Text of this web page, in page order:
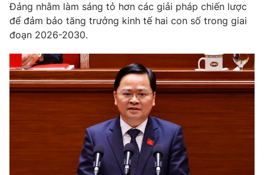
Phim VTV
Hậu trường
Nhân vật
Khán giả
Giải sao mai
Giải trí
Điện ảnh
Âm nhạc
Sao
Đời sống
Du lịch
Làm đẹp
Chất lượng cuộc sống
Giáo dục
Tuyển sinh
Hitech Công nghệ tương lai
Giao lưu trực tuyến
Đảng nhằm làm sáng tỏ hơn các giải pháp chiến lược
để đảm bảo tăng trưởng kinh tế hai con số trong giai
đoạn 2026-2030.